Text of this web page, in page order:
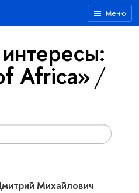
Меню
Africa»
Михайлович